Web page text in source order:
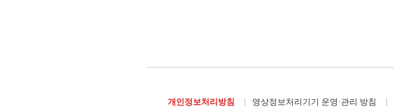
개인정보처리방침 영상정보처리기기 운영·관리 방침